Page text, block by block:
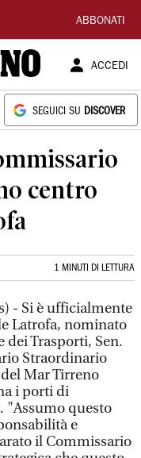
ABBONATI
ACCEDI
SEGUICI SU DISCOVER
centro
1 MINUTI DI LETTURA
- Si è ufficialmente
Latrofa, nominato
Trasporti, Sen.
Straordinario
Mar Tirreno
i porti di
"Assumo questo
e
il Commissario